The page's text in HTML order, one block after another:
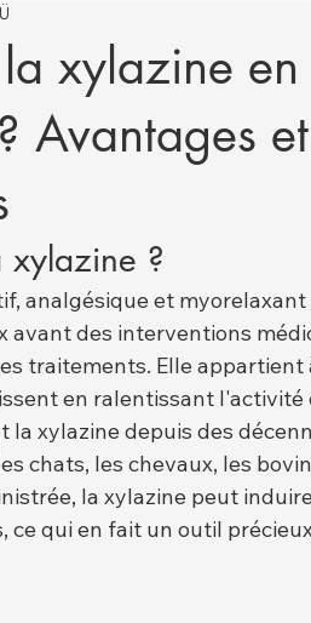
xylazine en
Avantages
xylazine ?
analgésique et myorelaxant
avant des interventions
traitements. Elle appartient
en ralentissant
xylazine depuis des
chats, les chevaux, les
la xylazine peut
ce qui en fait un outil